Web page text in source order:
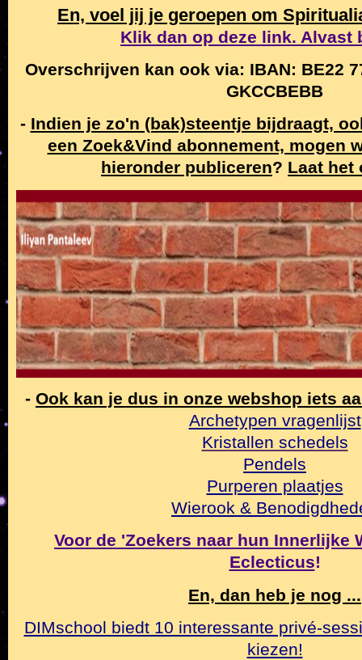
En, voel jij je geroepen om
Klik dan op deze link. Alvast
Overschrijven kan ook via: IBAN: BE22
GKCCBEBB
- Indien je zo'n (bak)steentje bijdraagt,
een Zoek&Vind abonnement, mogen
hieronder publiceren? Laat het
- Ook kan je dus in onze webshop iets
Archetypen vragenlijst
Kristallen schedels
Pendels
Purperen plaatjes
Wierook &
Voor de 'Zoekers naar hun Innerlijke
Eclecticus!
En, dan heb je nog ...
DIMschool biedt 10 interessante privé-
kiezen!